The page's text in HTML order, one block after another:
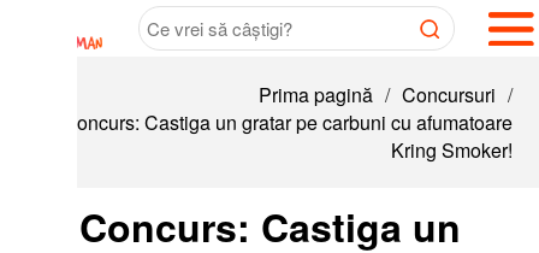
Prima pagină / Concursuri /
Castiga un gratar pe carbuni cu afumatoare
Kring Smoker!
Concurs: Castiga un